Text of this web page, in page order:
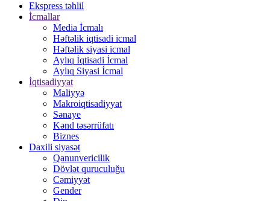
Ekspress təhlil
İcmallar
Media İcmalı
Həftəlik iqtisadi icmal
Həftəlik siyasi icmal
Aylıq İqtisadi İcmal
Aylıq Siyasi İcmal
İqtisadiyyat
Maliyyə
Makroiqtisadiyyat
Sənaye
Kənd təsərrüfatı
Biznes
Daxili siyasət
Qanunvericilik
Dövlət quruculuğu
Cəmiyyət
Gender